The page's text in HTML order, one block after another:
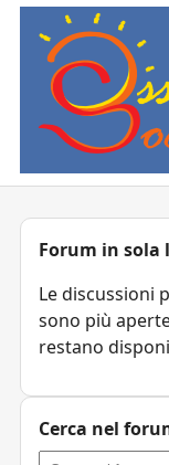
Forum in sola
Le discussioni
sono più
restano
Cerca nel